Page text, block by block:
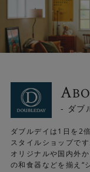
ベースはツヤ消し
に勾配をつけるこ
A
- ダブ
ダブルデイは1日を2
スタイルショップです
オリジナルや国内外
の和食器などを揃え“